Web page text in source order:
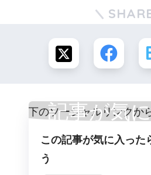
記事が気
らフォ
この記事が気に入った
う